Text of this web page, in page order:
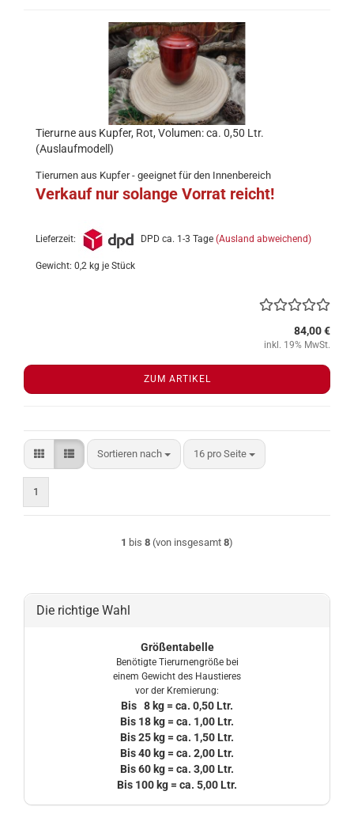
Tierurne aus Kupfer, Rot, Volumen: ca. 0,50 Ltr.
(Auslaufmodell)
Tierurnen aus Kupfer - geeignet für den Innenbereich
Verkauf nur solange Vorrat reicht!
Lieferzeit: DPD ca. 1-3 Tage (Ausland abweichend)
Gewicht: 0,2 kg je Stück
84,00 €
inkl. 19% MwSt.
ZUM ARTIKEL
Sortieren nach
Sortieren nach 16 pro Seite
pro Seite
1
1 bis 8 (von insgesamt 8)
Die richtige Wahl
Größentabelle
Benötigte Tierurnengröße bei
einem Gewicht des Haustieres
vor der Kremierung:
Bis 8 kg = ca. 0,50 Ltr.
Bis 18 kg = ca. 1,00 Ltr.
Bis 25 kg = ca. 1,50 Ltr.
Bis 40 kg = ca. 2,00 Ltr.
Bis 60 kg = ca. 3,00 Ltr.
Bis 100 kg = ca. 5,00 Ltr.